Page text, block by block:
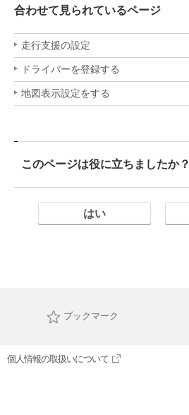
合わせて見られているページ
走行支援の設定
ドライバーを登録する
地図表示設定をする
このページは役に立ちましたか？
はい
ブックマーク
個人情報の取扱いについて